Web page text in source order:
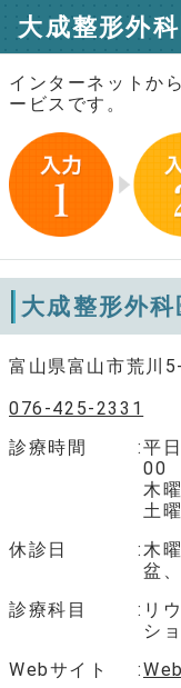
大成整形外
インターネットか
ービスです。
大成整形外科
富山県富山市荒川
076-425-2331
診療時間
平
00
木
土
休診日
木
盆
診療科目
リ
シ
Webサイト